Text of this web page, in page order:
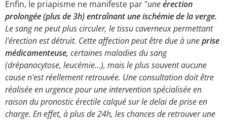
Enfin, le priapisme ne manifeste par "uneérection
prolongée (plus de 3h) entraînant une ischémie de la verge.
Le sang ne peut plus circuler, le tissu caverneux permettant
l'érection est détruit. Cette affection peut être due à uneprise
médicamenteuse, certaines maladies du sang
(drépanocytose, leucémie…), mais le plus souvent aucune
cause n'est réellement retrouvée. Une consultation doit être
réalisée en urgence pour une intervention spécialisée en
raison du pronostic érectile calqué sur le delai de prise en
charge. En effet, à plus de 24h, les chances de retrouver une